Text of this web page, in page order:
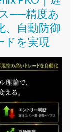
──精度あ
、自動防御
ドを実現